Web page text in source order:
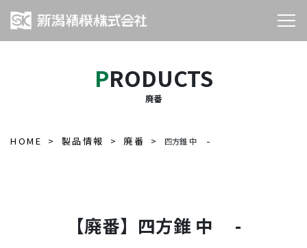
PRODUCTS
廃番
HOME 製品情報 廃番 四方錐 中-
【廃番】四方錐 中 -